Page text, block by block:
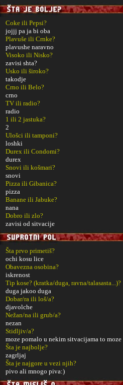
Coke ili Pepsi?
jojjj pa ja bi oba
Plavuše ili Crnke?
plavushe naravno
Visoko ili Nisko?
zavisi shta?
Usko ili široko?
takodje
Crno ili Belo?
crno
TV ili radio?
radio
1 ili 2 jastuka?
2
Ulošci ili tamponi?
loshki
Durex ili Condomi?
durex
Snovi ili košmari?
snovi
Pizza ili Gibanica?
pizza
Banane ili Jabuke?
nana
Dobro ili zlo?
zavisi od sitvacije
Šta prvo primetiš?
ochi kosu lice
Obavezna osobina?
iskrenost
Tip kose? (kratka/duga, ravna/talasasta...)?
duga jakoo duga
Dobar/ra ili loš/a?
djavolche
Nežan/na ili grub/a?
nezan
Stidljiv/a?
moze pomalo u nekim sitvacijama to
Šta je najbolje?
zagrljaj
Šta je najgore u vezi njih?
pivo ali mnogo piva:)